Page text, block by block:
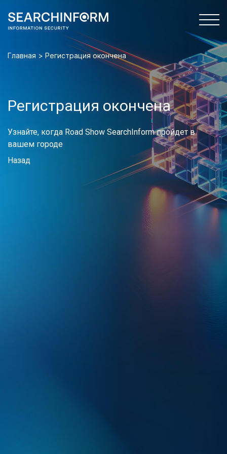
О конференции
Программа
Быстрая регистрация
Roadshow 2024
Организатор
Партнеры
Контакты
Главная > Регистрация окончена
Регистрация окончена
Узнайте, когда Road Show SearchInform пройдет в
вашем городе
Назад